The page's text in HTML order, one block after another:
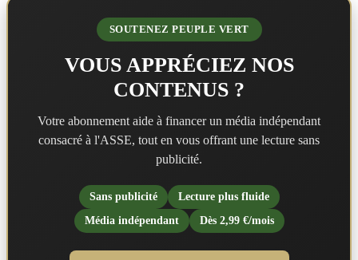
SOUTENEZ PEUPLE VERT
VOUS APPRÉCIEZ NOS
CONTENUS ?
Votre abonnement aide à financer un média indépendant
consacré à l'ASSE, tout en vous offrant une lecture sans
publicité.
Sans publicité
Lecture plus fluide
Média indépendant
Dès 2,99 €/mois